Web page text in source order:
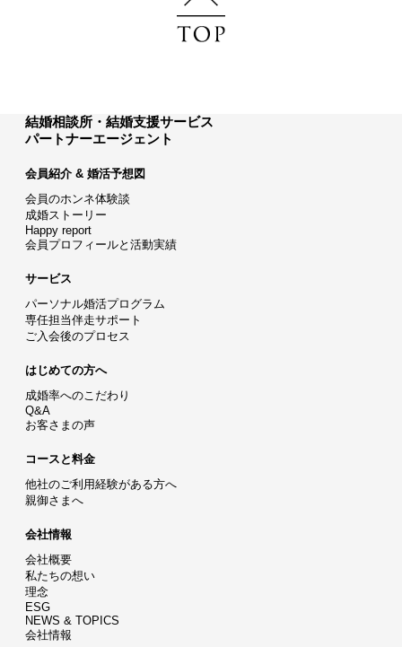
結婚相談所・結婚支援サービス
パートナーエージェント
会員紹介 & 婚活予想図
会員のホンネ体験談
成婚ストーリー
Happy report
会員プロフィールと活動実績
サービス
パーソナル婚活プログラム
専任担当伴走サポート
ご入会後のプロセス
はじめての方へ
成婚率へのこだわり
Q&A
お客さまの声
コースと料金
他社のご利用経験がある方へ
親御さまへ
会社情報
会社概要
私たちの想い
理念
ESG
NEWS & TOPICS
会社情報